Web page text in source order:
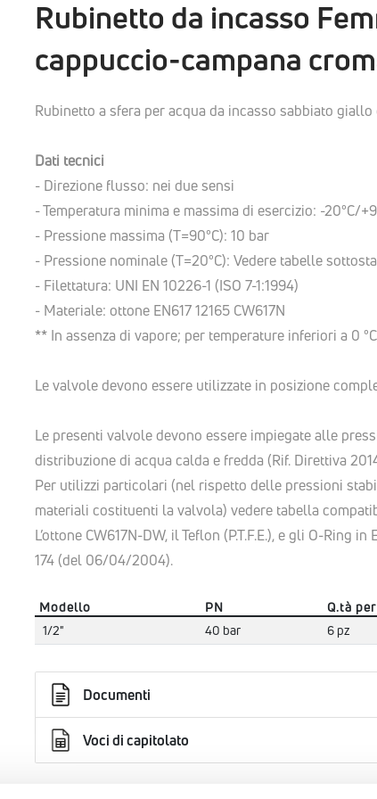
Rubinetto da incasso
cappuccio-campana
Rubinetto a sfera per acqua da incasso sabbiato
Dati tecnici
- Direzione flusso: nei due sensi
- Temperatura minima e massima di esercizio: -20°C/
- Pressione massima (T=90°C): 10 bar
- Pressione nominale (T=20°C): Vedere tabelle
- Filettatura: UNI EN 10226-1 (ISO 7-1:1994)
- Materiale: ottone EN617 12165 CW617N
** In assenza di vapore; per temperature inferiori a 0
Le valvole devono essere utilizzate in posizione
Le presenti valvole devono essere impiegate alle
distribuzione di acqua calda e fredda (Rif. Direttiva
Per utilizzi particolari (nel rispetto delle pressioni
materiali costituenti la valvola) vedere tabella
L’ottone CW617N-DW, il Teflon (P.T.F.E.), e gli O-
174 (del 06/04/2004).
Modello PN Q.tà
1/2"
40 bar 6 pz
Documenti
Voci di capitolato